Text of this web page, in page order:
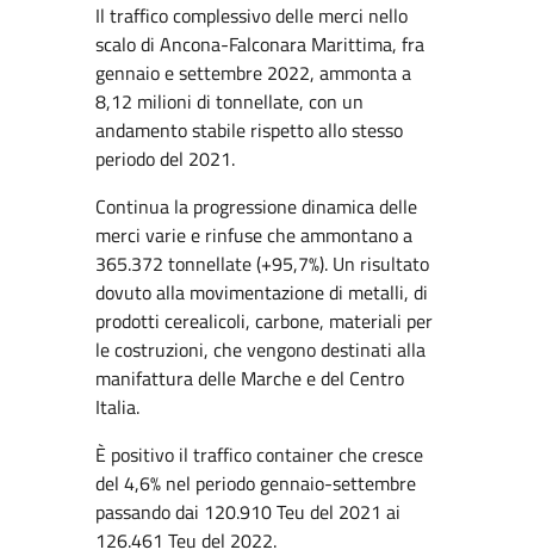
Il traffico complessivo delle merci nello
scalo di Ancona-Falconara Marittima, fra
gennaio e settembre 2022, ammonta a
8,12 milioni di tonnellate, con un
andamento stabile rispetto allo stesso
periodo del 2021.
Continua la progressione dinamica delle
merci varie e rinfuse che ammontano a
365.372 tonnellate (+95,7%). Un risultato
dovuto alla movimentazione di metalli, di
prodotti cerealicoli, carbone, materiali per
le costruzioni, che vengono destinati alla
manifattura delle Marche e del Centro
Italia.
È positivo il traffico container che cresce
del 4,6% nel periodo gennaio-settembre
passando dai 120.910 Teu del 2021 ai
126.461 Teu del 2022.